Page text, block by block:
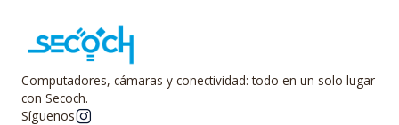
Computadores, cámaras y conectividad: todo en un solo lugar
con Secoch.
Síguenos